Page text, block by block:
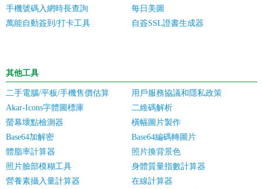
手機號碼入網時長查詢
每日美圖
萬能自動簽到/打卡工具
自簽SSL證書生成器
其他工具
二手電腦/平板/手機售價估算
用戶服務協議和隱私政策
Akar-Icons字體圖標庫
二維碼解析
螢幕壞點檢測器
橫幅圖片製作
Base64加解密
Base64編碼轉圖片
體脂率計算器
照片換背景色
照片臉部模糊工具
身體質量指數計算器
營養素攝入量計算器
在線計算器